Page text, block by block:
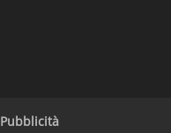
Pubblicità